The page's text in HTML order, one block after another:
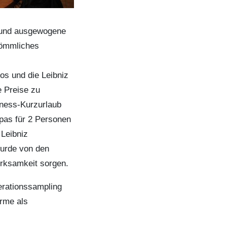
ausgewogene
und die Leibniz
Preise zu
Kurzurlaub
für 2 Personen
von den
sorgen.
als